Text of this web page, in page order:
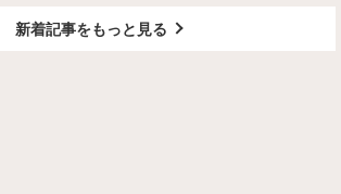
新着記事をもっと見る